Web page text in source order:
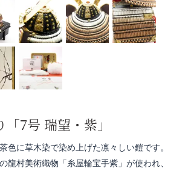
7号 瑞望・紫」
色に草木染で染め上げた凛々しい鎧です。
龍村美術織物「糸屋輪宝手紫」が使われ、